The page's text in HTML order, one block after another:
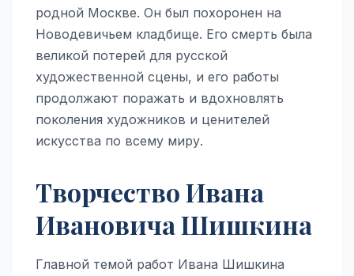
родной Москве. Он был похоронен на
Новодевичьем кладбище. Его смерть была
великой потерей для русской
художественной сцены, и его работы
продолжают поражать и вдохновлять
поколения художников и ценителей
искусства по всему миру.
Творчество Ивана
Ивановича Шишкина
Главной темой работ Ивана Шишкина